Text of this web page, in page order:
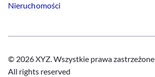
Nieruchomości
© 2026 XYZ. Wszystkie prawa zastrzeżone
All rights reserved